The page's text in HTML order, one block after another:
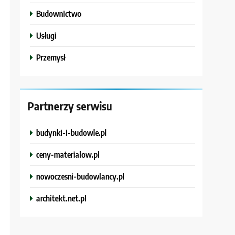
Budownictwo
Usługi
Przemysł
Partnerzy serwisu
budynki-i-budowle.pl
ceny-materialow.pl
nowoczesni-budowlancy.pl
architekt.net.pl